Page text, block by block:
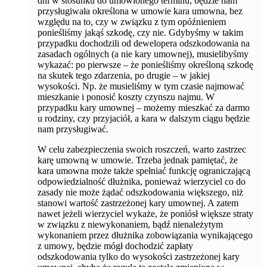
przysługiwała określona w umowie kara umowna, bez
względu na to, czy w związku z tym opóźnieniem
ponieśliśmy jakąś szkodę, czy nie. Gdybyśmy w takim
przypadku dochodzili od dewelopera odszkodowania na
zasadach ogólnych (a nie kary umownej), musielibyśmy
wykazać: po pierwsze – że ponieśliśmy określoną szkodę
na skutek tego zdarzenia, po drugie – w jakiej
wysokości. Np. że musieliśmy w tym czasie najmować
mieszkanie i ponosić koszty czynszu najmu. W
przypadku kary umownej – możemy mieszkać za darmo
u rodziny, czy przyjaciół, a kara w dalszym ciągu będzie
nam przysługiwać.
W celu zabezpieczenia swoich roszczeń, warto zastrzec
karę umowną w umowie. Trzeba jednak pamiętać, że
kara umowna może także spełniać funkcję ograniczającą
odpowiedzialność dłużnika, ponieważ wierzyciel co do
zasady nie może żądać odszkodowania większego, niż
stanowi wartość zastrzeżonej kary umownej. A zatem
nawet jeżeli wierzyciel wykaże, że poniósł większe straty
w związku z niewykonaniem, bądź nienależytym
wykonaniem przez dłużnika zobowiązania wynikającego
z umowy, będzie mógł dochodzić zapłaty
odszkodowania tylko do wysokości zastrzeżonej kary